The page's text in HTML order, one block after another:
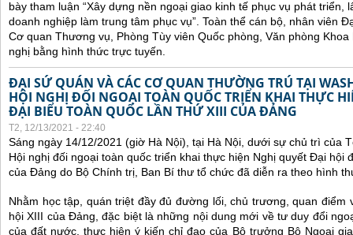
bày tham luận “Xây dựng nền ngoại giao kinh tế phục vụ phát triển,
doanh nghiệp làm trung tâm phục vụ”. Toàn thể cán bộ, nhân viên
Cơ quan Thương vụ, Phòng Tùy viên Quốc phòng, Văn phòng
nghị bằng hình thức trực tuyến.
ĐẠI SỨ QUÁN VÀ CÁC CƠ QUAN THƯỜNG TRÚ TẠI
HỘI NGHỊ ĐỐI NGOẠI TOÀN QUỐC TRIỂN KHAI THỰC
ĐẠI BIỂU TOÀN QUỐC LẦN THỨ XIII CỦA ĐẢNG
T2, 12/13/2021 - 22:40
Sáng ngày 14/12/2021 (giờ Hà Nội), tại Hà Nội, dưới sự chủ trì của
Hội nghị đối ngoại toàn quốc triển khai thực hiện Nghị quyết Đại hội
của Đảng do Bộ Chính trị, Ban Bí thư tổ chức đã diễn ra theo hình
Nhằm học tập, quán triệt đầy đủ đường lối, chủ trương, quan điểm
hội XIII của Đảng, đặc biệt là những nội dung mới về tư duy đổi
của đất nước, thực hiện ý kiến chỉ đạo của Bộ trưởng Bộ Ngoại